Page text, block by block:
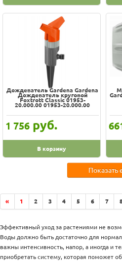
Дождеватель Gardena Gardena
Дождеватель круговой
Foxtrott Classic 01953-
20.000.00 01953-20.000.00
1 756 руб.
В корзину
Показать
« 1 2 3 4 5 6 7
Эффективный уход за растениями не
Воды должно быть достаточно для
важны интенсивность, напор, а иногда и
приобретать систему, которая поможет